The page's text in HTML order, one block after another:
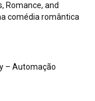
Romance, and
comédia romântica
– Automação